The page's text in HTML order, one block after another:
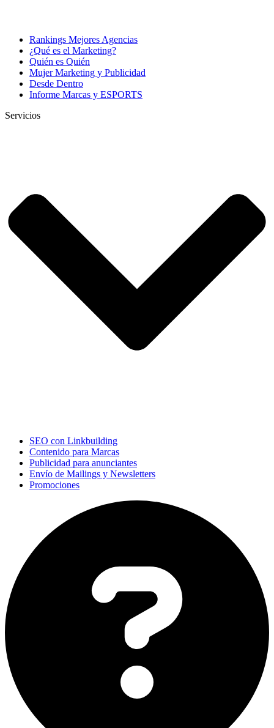
Rankings Mejores Agencias
¿Qué es el Marketing?
Quién es Quién
Mujer Marketing y Publicidad
Desde Dentro
Informe Marcas y ESPORTS
Servicios
SEO con Linkbuilding
Contenido para Marcas
Publicidad para anunciantes
Envío de Mailings y Newsletters
Promociones